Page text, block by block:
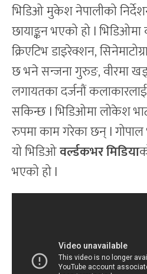
भिडिओ मुकेश नेपालीको
छायाङ्कन भएको हो l भिडिओमा
क्रिएटिभ डाइरेक्शन,
छ भने सन्जना गुरुङ, वीरमा
लगायतका दर्जनौं
सकिन्छ l भिडिओमा लोकेश
रुपमा काम गरेका छन् l
यो भिडिओवर्ल्डकभर मिडिया
भएको हो l